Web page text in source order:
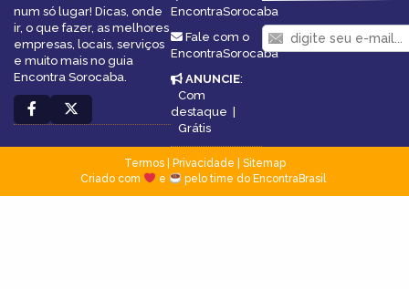
num só lugar! Dicas, onde
ir, o que fazer, as melhores
empresas, locais, serviços
e muito mais no guia
Encontra Sorocaba.
EncontraSorocaba
Fale com o
EncontraSorocaba
ANUNCIE:
Com
destaque |
Grátis
Termos| Privacidade
Sitemap
Criado com
e pelo time do EncontraBrasil